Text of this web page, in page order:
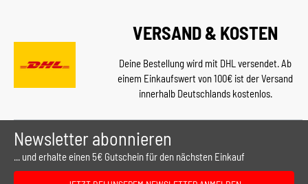
VERSAND & KOSTEN
Deine Bestellung wird mit DHL versendet. Ab
einem Einkaufswert von 100€ ist der Versand
innerhalb Deutschlands kostenlos.
Newsletter abonnieren
... und erhalte einen 5€ Gutschein für den nächsten Einkauf